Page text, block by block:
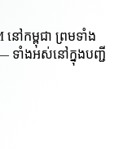
ៅកម្ពុជា ព្រមទាំង
ទាំងអស់នៅក្នុងបញ្ជី